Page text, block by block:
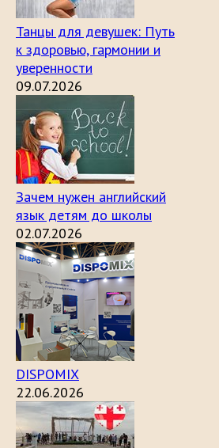
Танцы для девушек: Путь
к здоровью, гармонии и
уверенности
09.07.2026
Зачем нужен английский
язык детям до школы
02.07.2026
DISPOMIX
22.06.2026